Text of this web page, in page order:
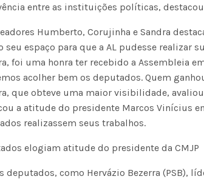
entre as instituições políticas,
Humberto, Corujinha e Sandra
seu espaço para que a AL pudesse realizar
foi uma honra ter recebido a Assembleia
acolher bem os deputados. Quem
que obteve uma maior visibilidade,
a atitude do presidente Marcos Vinícius
realizassem seus trabalhos.
elogiam atitude do presidente da CMJP
deputados, como Hervázio Bezerra (PSB),